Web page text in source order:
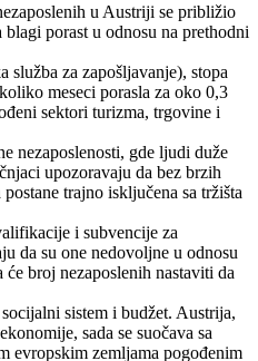
u Austriji se približio
porast u odnosu na prethodni
služba za zapošljavanje), stopa
meseci porasla za oko 0,3
sektori turizma, trgovine i
nezaposlenosti, gde ljudi duže
upozoravaju da bez brzih
trajno isključena sa tržišta
i subvencije za
da su one nedovoljne u odnosu
broj nezaposlenih nastaviti da
sistem i budžet. Austrija,
sada se suočava sa
evropskim zemljama pogođenim